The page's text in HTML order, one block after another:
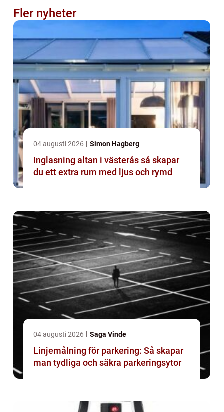
Fler nyheter
04 augusti 2026 Simon Hagberg
Inglasning altan i västerås så skapar
du ett extra rum med ljus och rymd
04 augusti 2026 Saga Vinde
Linjemålning för parkering: Så skapar
man tydliga och säkra parkeringsytor